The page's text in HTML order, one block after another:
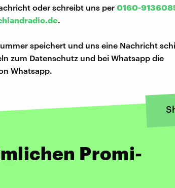
oder schreibt uns per 0160-
.
speichert und uns eine Nachricht
zum Datenschutz und bei Whatsapp die
Whatsapp.
Promi-